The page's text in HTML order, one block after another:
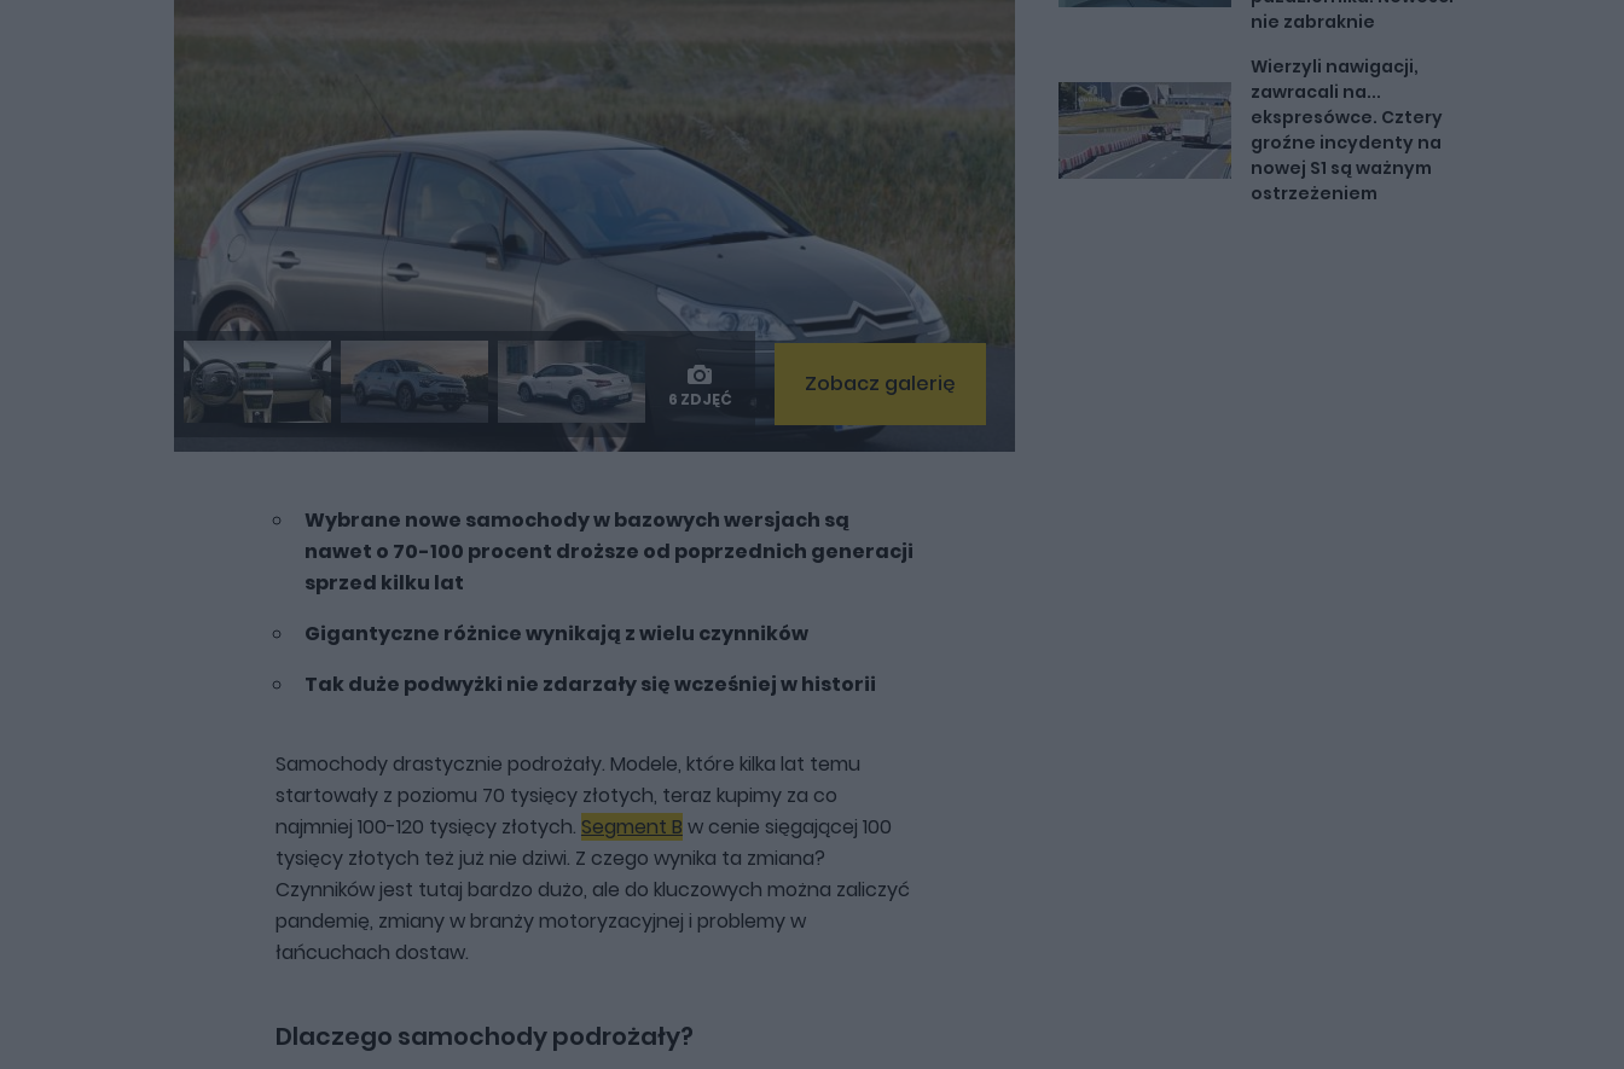
6 ZDJĘĆ
Zobacz galerię
Wybrane nowe samochody w bazowych wersjach są
nawet o 70-100 procent droższe od poprzednich generacji
sprzed kilku lat
Gigantyczne różnice wynikają z wielu czynników
Tak duże podwyżki nie zdarzały się wcześniej w historii
Samochody drastycznie podrożały. Modele, które kilka lat temu
startowały z poziomu 70 tysięcy złotych, teraz kupimy za co
najmniej 100-120 tysięcy złotych. Segment B w cenie sięgającej 100
tysięcy złotych też już nie dziwi. Z czego wynika ta zmiana?
Czynników jest tutaj bardzo dużo, ale do kluczowych można zaliczyć
pandemię, zmiany w branży motoryzacyjnej i problemy w
łańcuchach dostaw.
Dlaczego samochody podrożały?
nie zabraknie
Wierzyli nawigacji,
zawracali na...
ekspresówce. Cztery
groźne incydenty na
nowej S1 są ważnym
ostrzeżeniem